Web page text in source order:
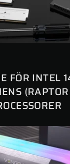
FÖR INTEL